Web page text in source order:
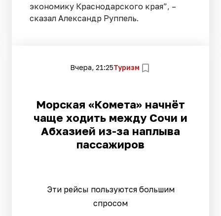
экономику Краснодарского края”, –
сказал Александр Руппель.
Вчера, 21:25Туризм
Морская «Комета» начнёт
чаще ходить между Сочи и
Абхазией из-за наплыва
пассажиров
Эти рейсы пользуются большим
спросом